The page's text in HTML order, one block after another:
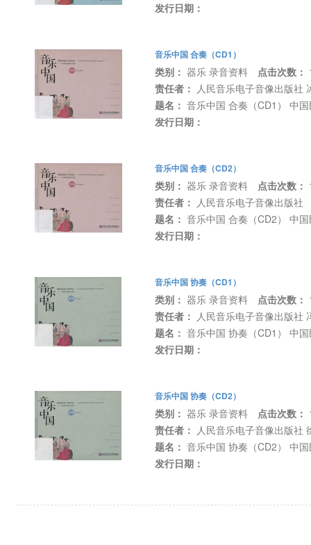
发行日期：
音乐中国 合奏（CD1）
类别： 器乐 录音资料 点击次数：
责任者： 人民音乐电子音像出版社
题名： 音乐中国 合奏（CD1） 中
发行日期：
音乐中国 合奏（CD2）
类别： 器乐 录音资料 点击次数：
责任者： 人民音乐电子音像出版社
题名： 音乐中国 合奏（CD2） 中
发行日期：
音乐中国 协奏（CD1）
类别： 器乐 录音资料 点击次数：
责任者： 人民音乐电子音像出版社
题名： 音乐中国 协奏（CD1） 中
发行日期：
音乐中国 协奏（CD2）
类别： 器乐 录音资料 点击次数：
责任者： 人民音乐电子音像出版社
题名： 音乐中国 协奏（CD2） 中
发行日期：